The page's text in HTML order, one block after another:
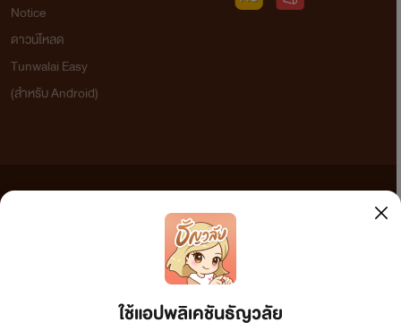
ใช้แอปพลิเคชันธัญวลัย
Notice
ดาวน์โหลด
Tunwalai Easy
(สำหรับ Android)
เว็บไซต์แห่งนี้ไม่ได้เห็นด้วยและไม่ขอรับผิดชอบต่อข้อความใดๆ ทั้งสิ้น ดังนั้นผู้อ่านทุกท่านโปรดใช้
วิจารณญาณในการกลั่นกรองด้วยตนเอง และหากท่านพบข้อความใดๆ ที่ขัดต่อกฎหมายและศีลธรรม
กรุณาแจ้งมาที่ tunwalai@ookbee.com เพื่อทีมงานจะได้ดำเนินการในทันที ทั้งนี้ ทางเว็บไซต์ขอสงวน
ลิขสิทธิ์ตามพระราชบัญญัติลิขสิทธิ์ (ฉบับเพิ่มเติม) พ.ศ.2558